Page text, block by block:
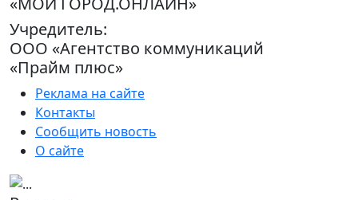
Учредитель:
ООО «Агентство коммуникаций
«Прайм плюс»
Реклама на сайте
Контакты
Сообщить новость
О сайте